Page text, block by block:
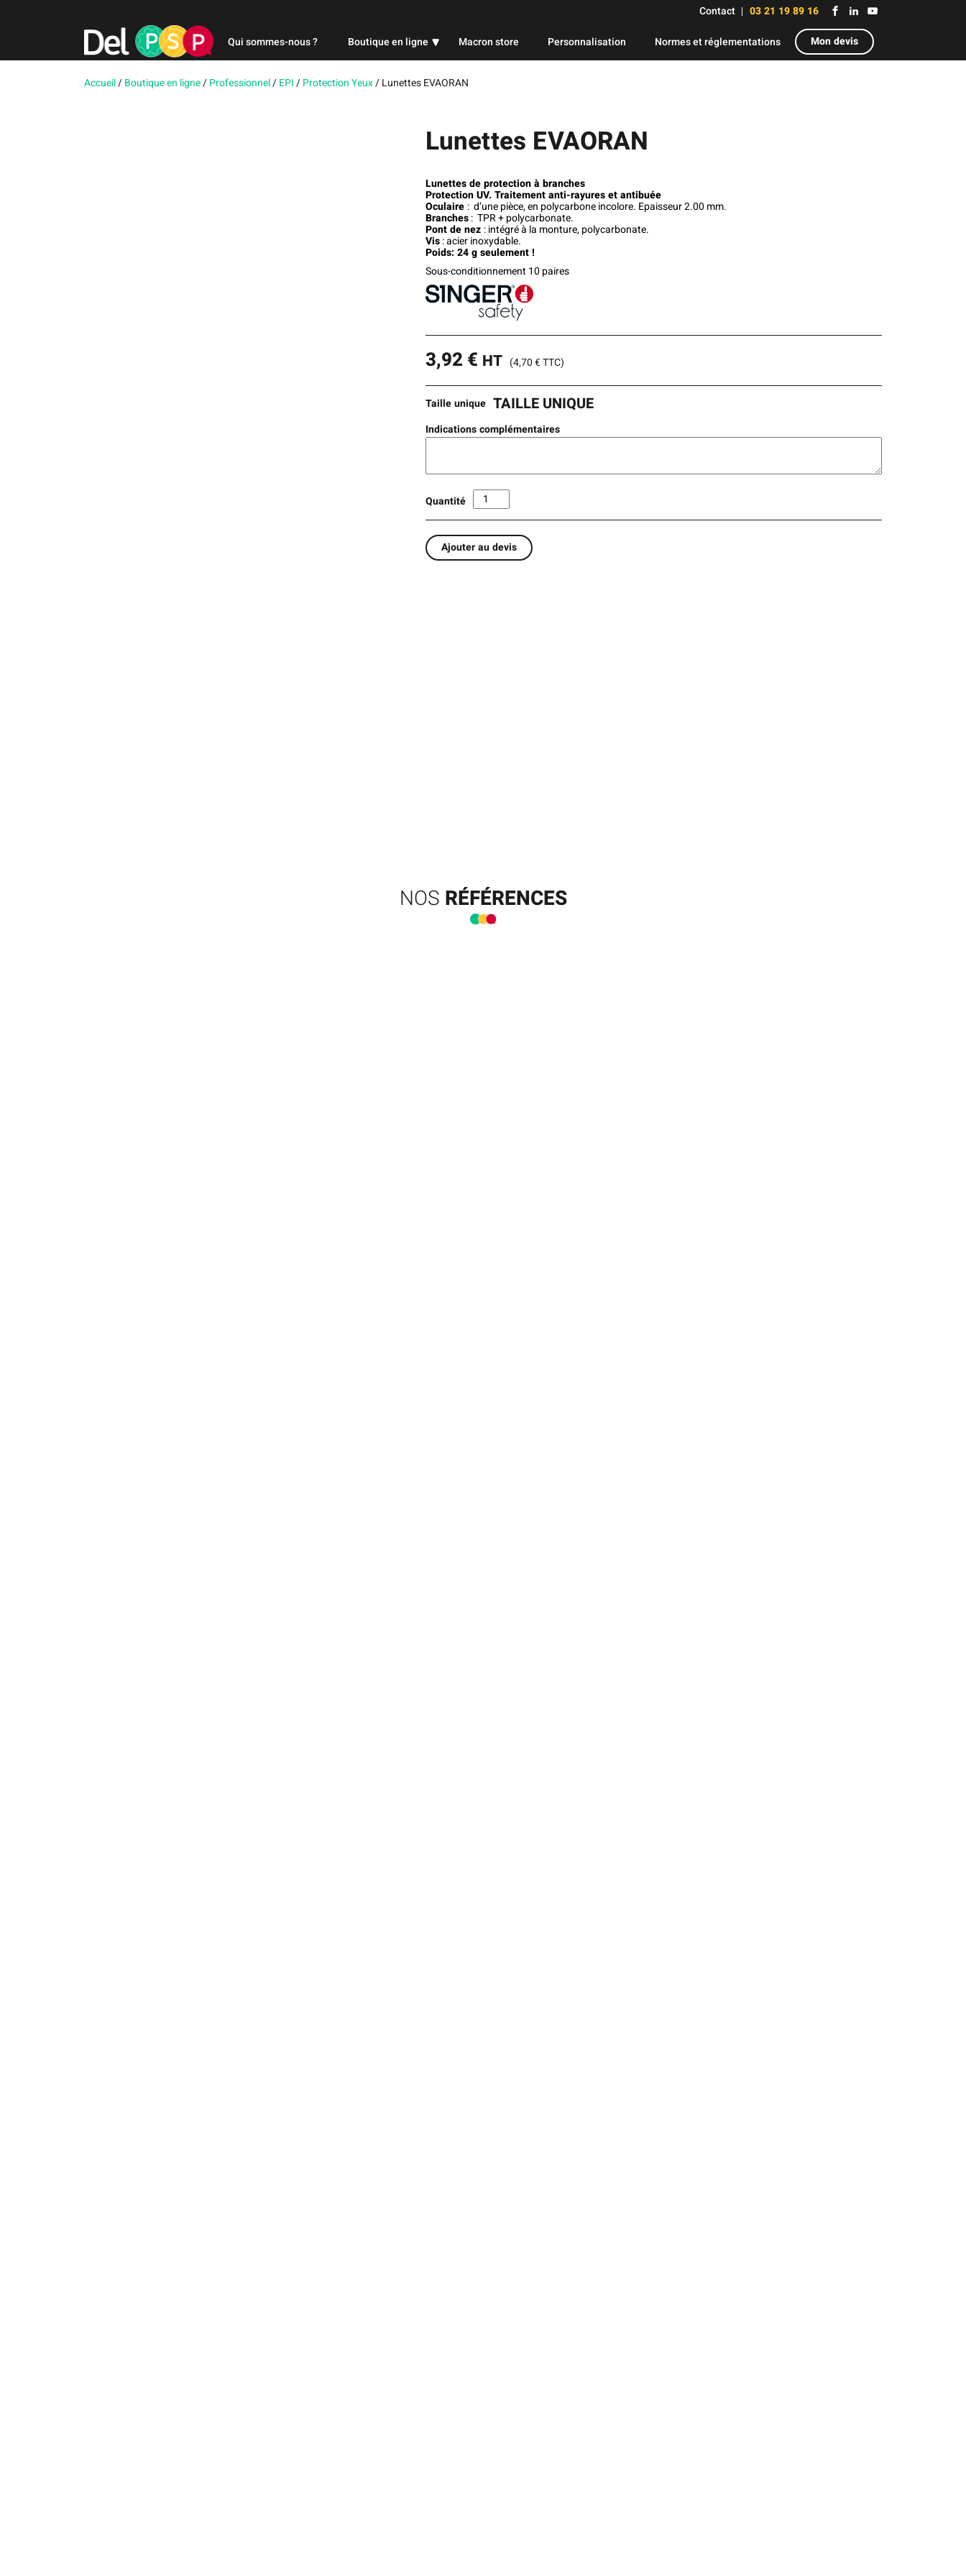
Contact 03 21 19 89 16
Qui sommes-nous ? Boutique en ligne
Professionnel
Macron store Personnalisation Normes et réglementations Mon devis
Accueil/Boutique en ligne/Professionnel/EPI/Protection Yeux/Lunettes EVAORAN
Lunettes EVAORAN
Lunettes de protection à branches
Protection UV. Traitement anti-rayures et antibuée
Oculaire : d’une pièce, en polycarbone incolore. Epaisseur 2.00 mm.
Branches: TPR + polycarbonate.
Pont de nez : intégré à la monture, polycarbonate.
Vis: acier inoxydable.
Poids: 24 g seulement !
Sous-conditionnement 10 paires
3,92 € HT (4,70€TTC)
Taille unique TAILLE UNIQUE
Indications complémentaires
Quantité
Ajouter au devis
NOS RÉFÉRENCES